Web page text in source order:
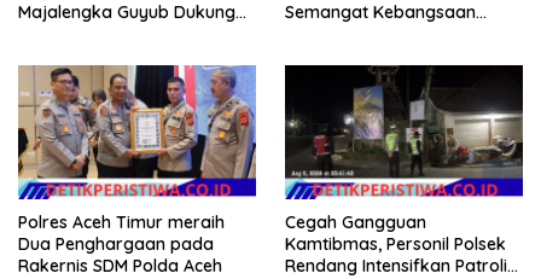
Majalengka Guyub Dukung
Semangat Kebangsaan
Polres Aceh Timur meraih
Dua Penghargaan pada
Rakernis SDM Polda Aceh
Cegah Gangguan
Kamtibmas, Personil Polsek
Rendang Intensifkan Patroli